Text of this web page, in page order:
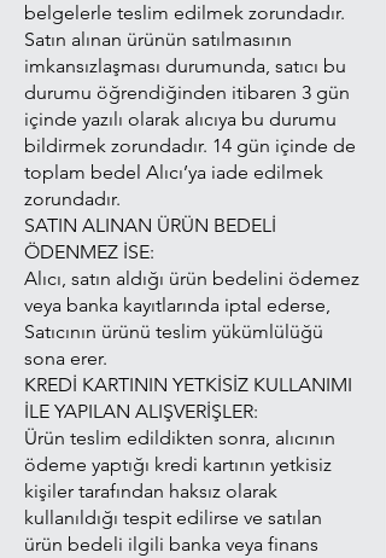
belgelerle teslim edilmek zorundadır.
Satın alınan ürünün satılmasının
imkansızlaşması durumunda, satıcı bu
durumu öğrendiğinden itibaren 3 gün
içinde yazılı olarak alıcıya bu durumu
bildirmek zorundadır. 14 gün içinde de
toplam bedel Alıcı’ya iade edilmek
zorundadır.
SATIN ALINAN ÜRÜN BEDELİ
ÖDENMEZ İSE:
Alıcı, satın aldığı ürün bedelini ödemez
veya banka kayıtlarında iptal ederse,
Satıcının ürünü teslim yükümlülüğü
sona erer.
KREDİ KARTININ YETKİSİZ KULLANIMI
İLE YAPILAN ALIŞVERİŞLER:
Ürün teslim edildikten sonra, alıcının
ödeme yaptığı kredi kartının yetkisiz
kişiler tarafından haksız olarak
kullanıldığı tespit edilirse ve satılan
ürün bedeli ilgili banka veya finans